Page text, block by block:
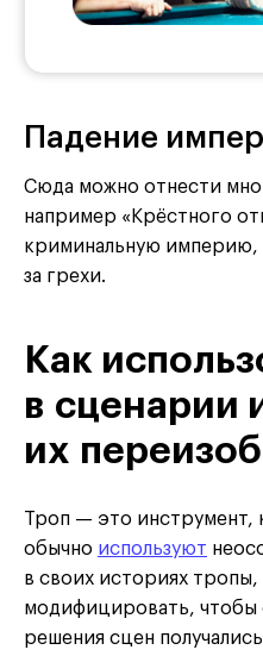
Падение
Сюда можно отнести
например «Крёстного
криминальную империю,
за грехи.
Как
в сценарии
их
Троп — это инструмент,
обычно используют
в своих историях
модифицировать, чтобы
решения сцен